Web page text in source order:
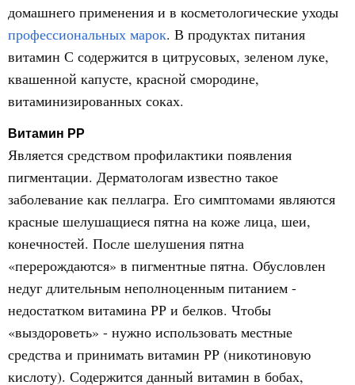
домашнего применения и в косметологические уходы
профессиональных марок. В продуктах питания
витамин С содержится в цитрусовых, зеленом луке,
квашенной капусте, красной смородине,
витаминизированных соках.
Витамин РР
Является средством профилактики появления
пигментации. Дерматологам известно такое
заболевание как пеллагра. Его симптомами являются
красные шелушащиеся пятна на коже лица, шеи,
конечностей. После шелушения пятна
«перерождаются» в пигментные пятна. Обусловлен
недуг длительным неполноценным питанием -
недостатком витамина РР и белков. Чтобы
«выздороветь» - нужно использовать местные
средства и принимать витамин РР (никотиновую
кислоту). Содержится данный витамин в бобах,